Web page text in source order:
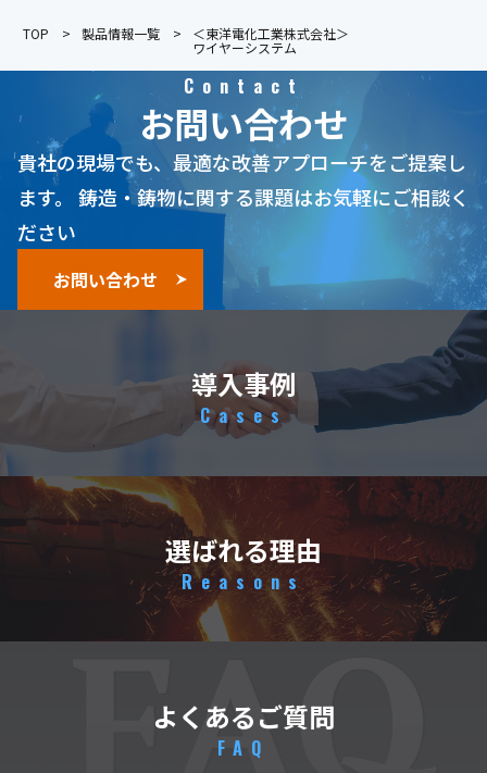
TOP 製品情報一覧 ＜東洋電化工業株式会社＞
ワイヤーシステム
Contact
お問い合わせ
貴社の現場でも、最適な改善アプローチをご提案し
ます。
鋳造・鋳物に関する課題はお気軽にご相談く
ださい
お問い合わせ
導入事例
Cases
選ばれる理由
Reasons
よくあるご質問
FAQ